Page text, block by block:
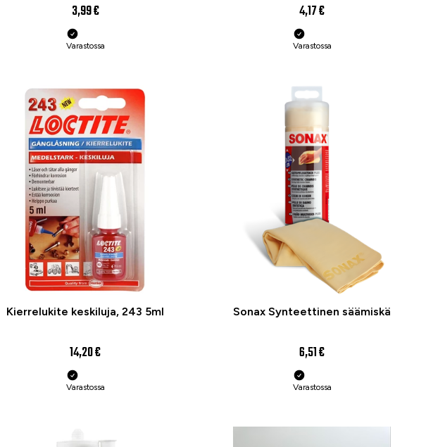
3,99 €
Varastossa
4,17 €
Varastossa
Kierrelukite keskiluja, 243 5ml
14,20 €
Varastossa
Sonax Synteettinen säämiskä
6,51 €
Varastossa